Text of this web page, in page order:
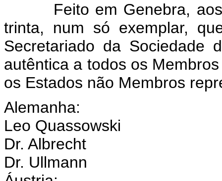
Feito em Genebra, aos
trinta, num só exemplar,
Secretariado da Sociedade
autêntica a todos os
os Estados não Membros
Alemanha:
Leo Quassowski
Dr. Albrecht
Dr. Ullmann